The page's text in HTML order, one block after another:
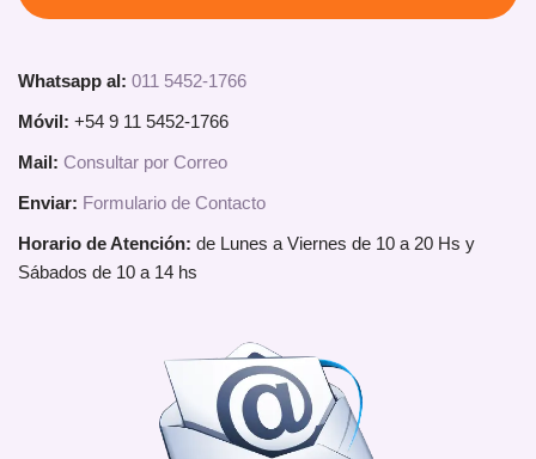
Whatsapp al: 011 5452-1766
Móvil: +54 9 11 5452-1766
Mail: Consultar por Correo
Enviar: Formulario de Contacto
Horario de Atención: de Lunes a Viernes de 10 a 20 Hs y
Sábados de 10 a 14 hs